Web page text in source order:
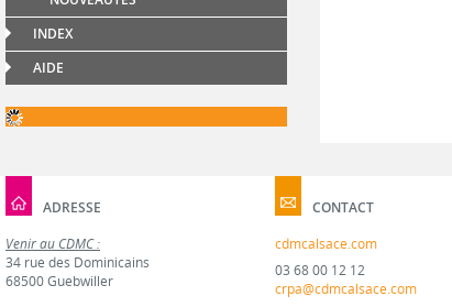
INDEX
AIDE
ADRESSE
Venir au CDMC :
34 rue des Dominicains
68500 Guebwiller
CONTACT
cdmcalsace.com
03 68 00 12 12
crpa@cdmcalsace.com